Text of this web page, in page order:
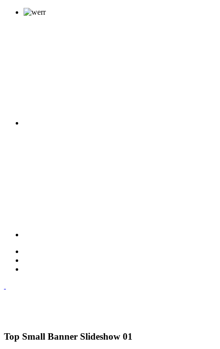
Top Small Banner Slideshow 01